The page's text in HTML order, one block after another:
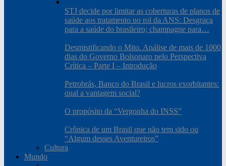
STJ decide por limitar as coberturas de planos de
saúde aos tratamento no rol da ANS: Desgraça
para a saúde do brasileiro; champagne para…
Desmistificando o Mito. Análise de mais de 1000
dias do Governo Bolsonaro pelo Perspectiva
Crítica – Parte I – Introdução
Petrobrás, Banco do Brasil e lucros exorbitantes:
qual a vantagem social?
O propósito da “Vergonha do INSS”
Crônica de um Brasil que não tem sido ou
“Algum desses Aventureiros”
Cultura
Mundo